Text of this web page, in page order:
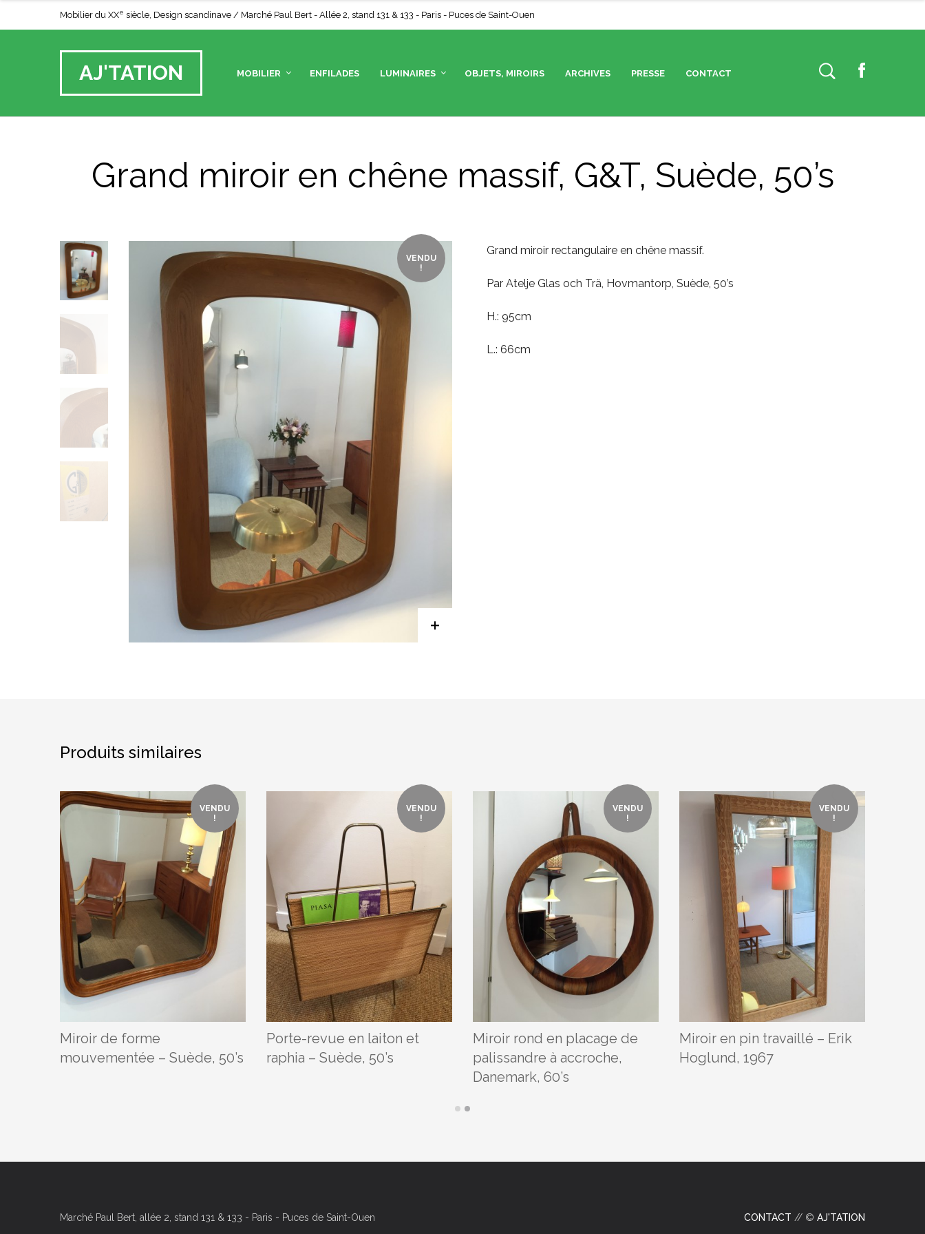
Mobilier du XXe siècle, Design scandinave / Marché Paul Bert - Allée 2, stand 131 & 133 - Paris - Puces de Saint-Ouen
AJ'TATION MOBILIER ENFILADES LUMINAIRES OBJETS, MIROIRS ARCHIVES PRESSE CONTACT
c
Grand miroir en chêne massif, G&T, Suède, 50’s
VENDU
!
Grand miroir rectangulaire en chêne massif.
Par Atelje Glas och Trä, Hovmantorp, Suède, 50’s
H.: 95cm
L.: 66cm
Produits similaires
VENDU
!
Miroir de forme
mouvementée – Suède, 50’s
VENDU
!
Porte-revue en laiton et
raphia – Suède, 50’s
VENDU
!
Miroir rond en placage de
palissandre à accroche,
Danemark, 60’s
VENDU
!
Miroir en pin travaillé – Erik
Hoglund, 1967
Marché Paul Bert, allée 2, stand 131 & 133 - Paris - Puces de Saint-Ouen CONTACT // © AJ'TATION